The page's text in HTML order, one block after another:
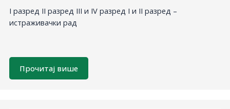
I разред II разред III и IV разред I и II разред –
истраживачки рад
Прочитај више